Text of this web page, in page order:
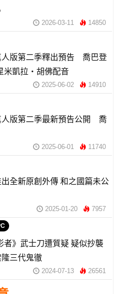
2026-03-11 14850
人版第二季釋出預告 喬巴登
米凱拉・胡佛配音
2025-06-02 14910
人版第二季最新預告公開 喬
2025-06-01 11740
出全新原創外傳 和之國篇未公
2025-01-20 7957
者》武士刀遭質疑 疑似抄襲
隆三代鬼徹
2024-07-13 26561